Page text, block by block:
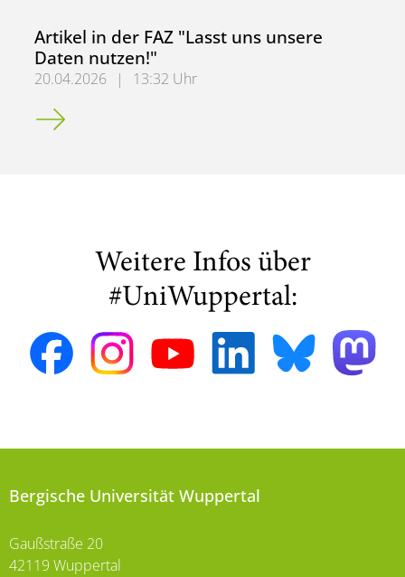
Artikel in der FAZ "Lasst uns unsere
Daten nutzen!"
20.04.2026 |
13:32 Uhr
Artikel in der FAZ "Lasst uns unsere Daten nutzen!"
Weitere Infos über
#UniWuppertal:
Bergische Universität Wuppertal
Gaußstraße 20
42119 Wuppertal